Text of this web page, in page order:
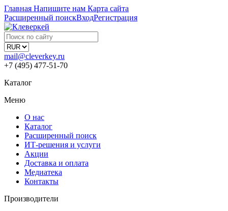
Главная Напишите нам Карта сайта
Расширенный поискВходРегистрация
mail@cleverkey.ru
+7 (495) 477-51-70
Каталог
Меню
О нас
Каталог
Расширенный поиск
ИТ-решения и услуги
Акции
Доставка и оплата
Медиатека
Контакты
Производители